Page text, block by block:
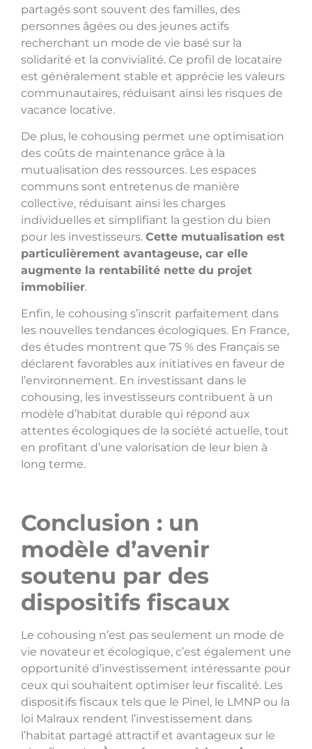
partagés sont souvent des familles, des
personnes âgées ou des jeunes actifs
recherchant un mode de vie basé sur la
solidarité et la convivialité. Ce profil de locataire
est généralement stable et apprécie les valeurs
communautaires, réduisant ainsi les risques de
vacance locative.
De plus, le cohousing permet une optimisation
des coûts de maintenance grâce à la
mutualisation des ressources. Les espaces
communs sont entretenus de manière
collective, réduisant ainsi les charges
individuelles et simplifiant la gestion du bien
pour les investisseurs. Cette mutualisation est
particulièrement avantageuse, car elle
augmente la rentabilité nette du projet
immobilier.
Enfin, le cohousing s’inscrit parfaitement dans
les nouvelles tendances écologiques. En France,
des études montrent que 75 % des Français se
déclarent favorables aux initiatives en faveur de
l’environnement. En investissant dans le
cohousing, les investisseurs contribuent à un
modèle d’habitat durable qui répond aux
attentes écologiques de la société actuelle, tout
en profitant d’une valorisation de leur bien à
long terme.
Conclusion : un
modèle d’avenir
soutenu par des
dispositifs fiscaux
Le cohousing n’est pas seulement un mode de
vie novateur et écologique, c’est également une
opportunité d’investissement intéressante pour
ceux qui souhaitent optimiser leur fiscalité. Les
dispositifs fiscaux tels que le Pinel, le LMNP ou la
loi Malraux rendent l’investissement dans
l’habitat partagé attractif et avantageux sur le